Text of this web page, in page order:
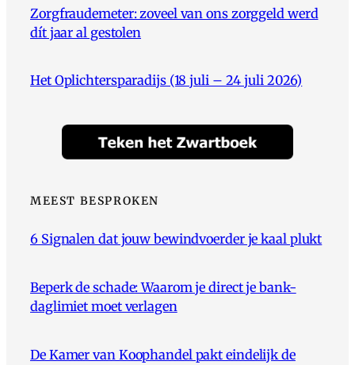
Zorgfraudemeter: zoveel van ons zorggeld werd
dít jaar al gestolen
Het Oplichtersparadijs (18 juli – 24 juli 2026)
MEEST BESPROKEN
6 Signalen dat jouw bewindvoerder je kaal plukt
Beperk de schade: Waarom je direct je bank-
daglimiet moet verlagen
De Kamer van Koophandel pakt eindelijk de